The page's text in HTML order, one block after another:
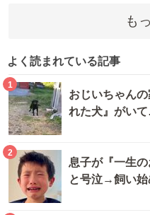
も
よく読まれている記事
1
おじいちゃん
れた犬』がい
2
息子が『一生の
と号泣→飼い